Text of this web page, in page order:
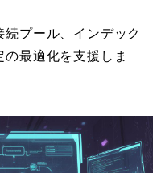
プール、インデック
最適化を支援しま